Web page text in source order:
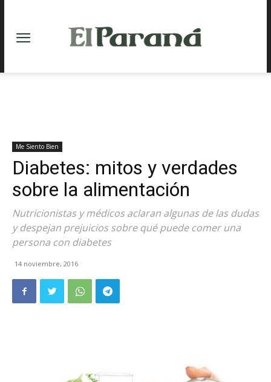
Me Siento Bien
Diabetes: mitos y verdades
sobre la alimentación
Nutricionistas y médicos aclaran algunas de las dudas
y despejan prejuicios sobre qué puede comer una
persona con diabetes
14 noviembre, 2016